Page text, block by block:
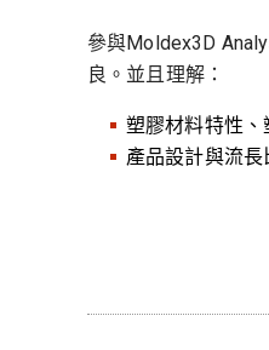
參與Moldex3D
良。並且理解：
塑膠材料特性
產品設計與流